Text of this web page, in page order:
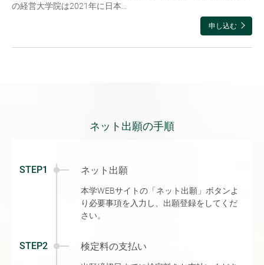
の経営大学院は2021年に日本...
申し込む
ネット出願の手順
STEP1 ネット出願
本学WEBサイトの「ネット出願」ボタンよ
り必要事項を入力し、出願登録をしてくだ
さい。
STEP2 検定料の支払い